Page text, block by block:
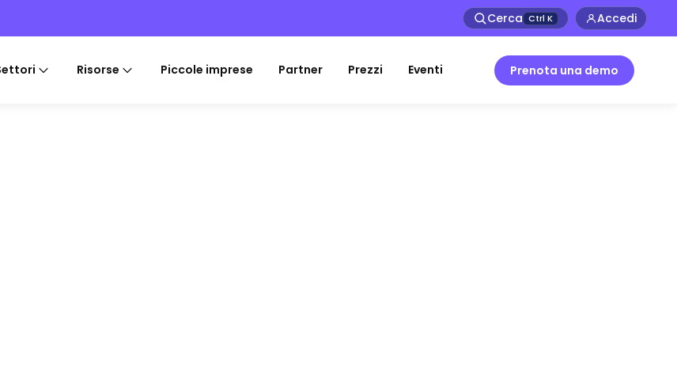
Cerca Ctrl K Accedi
Risorse Piccole imprese Partner Prezzi Eventi Prenota una demo